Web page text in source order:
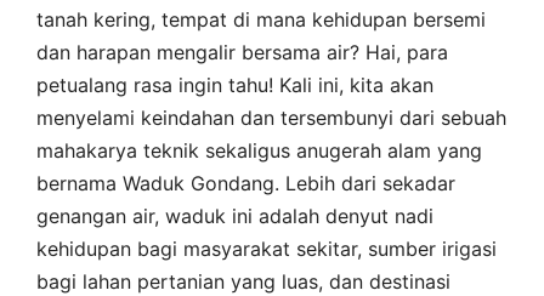
tanah kering, tempat di mana kehidupan bersemi
dan harapan mengalir bersama air? Hai, para
petualang rasa ingin tahu! Kali ini, kita akan
menyelami keindahan dan tersembunyi dari sebuah
mahakarya teknik sekaligus anugerah alam yang
bernama Waduk Gondang. Lebih dari sekadar
genangan air, waduk ini adalah denyut nadi
kehidupan bagi masyarakat sekitar, sumber irigasi
bagi lahan pertanian yang luas, dan destinasi